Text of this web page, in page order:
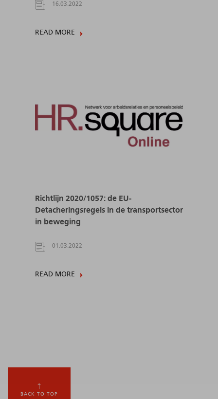
16.03.2022
READ MORE
Richtlijn 2020/1057: de EU-
Detacheringsregels in de transportsector
in beweging
01.03.2022
READ MORE
BACK TO TOP